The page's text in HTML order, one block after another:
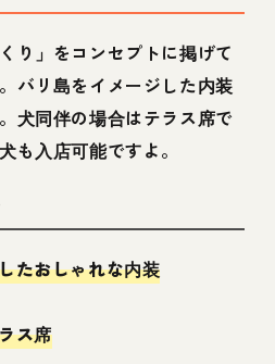
り」をコンセプトに掲げて
バリ島をイメージした内装
犬同伴の場合はテラス席で
も入店可能ですよ。
おしゃれな内装
ス席